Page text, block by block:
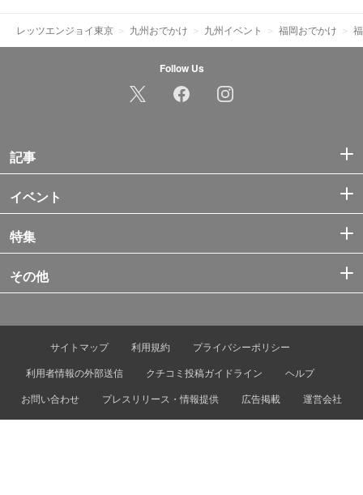
レッツエンジョイ東京 九州おでかけ 九州イベント 福岡おでかけ
Follow Us
記事
イベント
特集
その他
サイトマップ 利用規約
プライバシーポリシー
利用者情報の外部送信
クチコミ投稿ガイドライン
ヘルプ
お問い合わせ
プレスリリース・情報提供 広告掲載 運営会社